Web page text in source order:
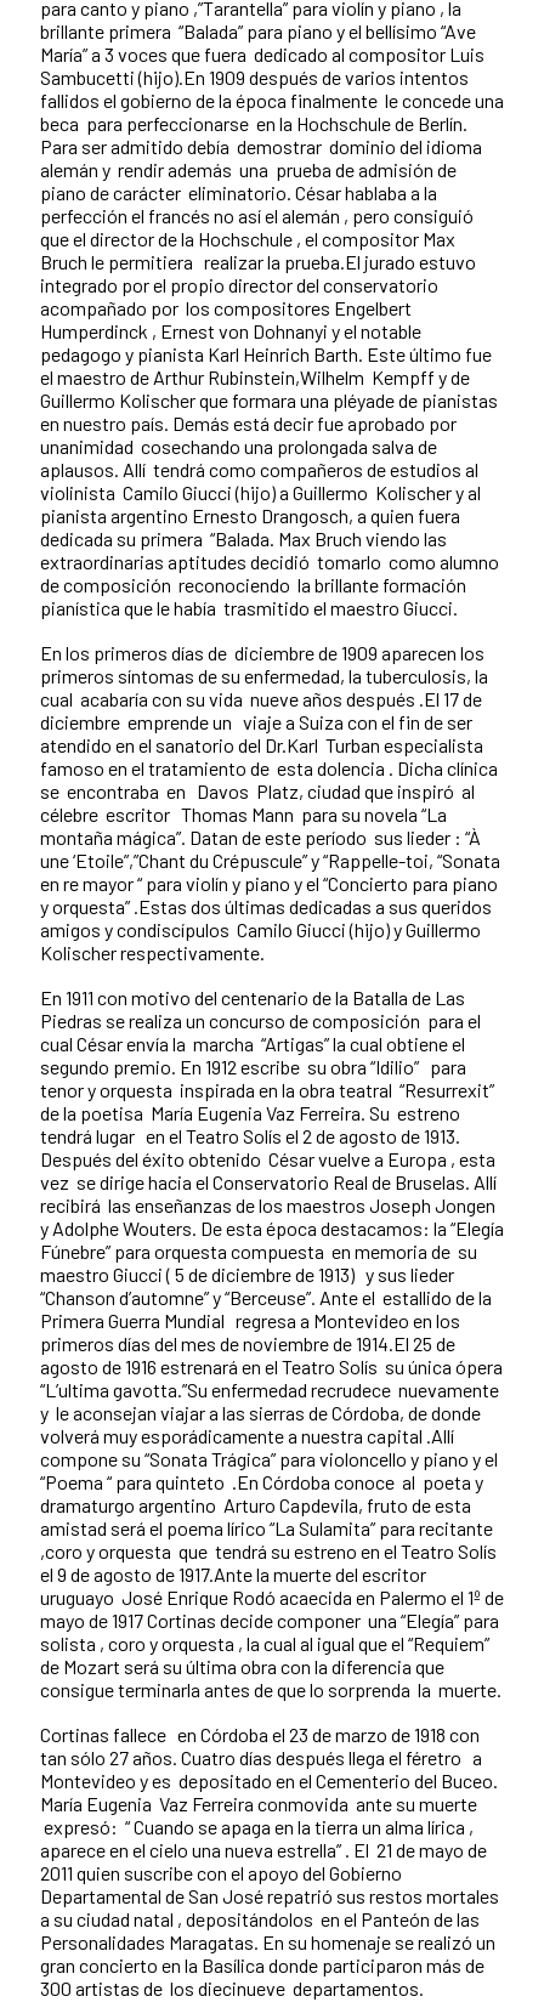
para canto y piano ,”Tarantella” para violín y piano , la
brillante primera “Balada” para piano y el bellísimo “Ave
María” a 3 voces que fuera dedicado al compositor Luis
Sambucetti (hijo).En 1909 después de varios intentos
fallidos el gobierno de la época finalmente le concede una
beca para perfeccionarse en la Hochschule de Berlín.
Para ser admitido debía demostrar dominio del idioma
alemán y rendir además una prueba de admisión de
piano de carácter eliminatorio. César hablaba a la
perfección el francés no así el alemán , pero consiguió
que el director de la Hochschule , el compositor Max
Bruch le permitiera realizar la prueba.El jurado estuvo
integrado por el propio director del conservatorio
acompañado por los compositores Engelbert
Humperdinck , Ernest von Dohnanyi y el notable
pedagogo y pianista Karl Heinrich Barth. Este último fue
el maestro de Arthur Rubinstein,Wilhelm Kempff y de
Guillermo Kolischer que formara una pléyade de pianistas
en nuestro país. Demás está decir fue aprobado por
unanimidad cosechando una prolongada salva de
aplausos. Allí tendrá como compañeros de estudios al
violinista Camilo Giucci (hijo) a Guillermo Kolischer y al
pianista argentino Ernesto Drangosch, a quien fuera
dedicada su primera “Balada. Max Bruch viendo las
extraordinarias aptitudes decidió tomarlo como alumno
de composición reconociendo la brillante formación
pianística que le había trasmitido el maestro Giucci.
En los primeros días de diciembre de 1909 aparecen los
primeros síntomas de su enfermedad, la tuberculosis, la
cual acabaría con su vida nueve años después .El 17 de
diciembre emprende un viaje a Suiza con el fin de ser
atendido en el sanatorio del Dr.Karl Turban especialista
famoso en el tratamiento de esta dolencia . Dicha clínica
se encontraba en Davos Platz, ciudad que inspiró al
célebre escritor Thomas Mann para su novela “La
montaña mágica”. Datan de este período sus lieder : “À
une ‘Etoile”,”Chant du Crépuscule” y “Rappelle-toi, “Sonata
en re mayor “ para violín y piano y el “Concierto para piano
y orquesta” .Estas dos últimas dedicadas a sus queridos
amigos y condiscípulos Camilo Giucci (hijo) y Guillermo
Kolischer respectivamente.
En 1911 con motivo del centenario de la Batalla de Las
Piedras se realiza un concurso de composición para el
cual César envía la marcha “Artigas” la cual obtiene el
segundo premio. En 1912 escribe su obra “Idilio” para
tenor y orquesta inspirada en la obra teatral “Resurrexit”
de la poetisa María Eugenia Vaz Ferreira. Su estreno
tendrá lugar en el Teatro Solís el 2 de agosto de 1913.
Después del éxito obtenido César vuelve a Europa , esta
vez se dirige hacia el Conservatorio Real de Bruselas. Allí
recibirá las enseñanzas de los maestros Joseph Jongen
y Adolphe Wouters. De esta época destacamos: la “Elegía
Fúnebre” para orquesta compuesta en memoria de su
maestro Giucci ( 5 de diciembre de 1913) y sus lieder
“Chanson d’automne” y “Berceuse”. Ante el estallido de la
Primera Guerra Mundial regresa a Montevideo en los
primeros días del mes de noviembre de 1914.El 25 de
agosto de 1916 estrenará en el Teatro Solís su única ópera
“L’ultima gavotta.”Su enfermedad recrudece nuevamente
y le aconsejan viajar a las sierras de Córdoba, de donde
volverá muy esporádicamente a nuestra capital .Allí
compone su “Sonata Trágica” para violoncello y piano y el
“Poema “ para quinteto .En Córdoba conoce al poeta y
dramaturgo argentino Arturo Capdevila, fruto de esta
amistad será el poema lírico “La Sulamita” para recitante
,coro y orquesta que tendrá su estreno en el Teatro Solís
el 9 de agosto de 1917.Ante la muerte del escritor
uruguayo José Enrique Rodó acaecida en Palermo el 1º de
mayo de 1917 Cortinas decide componer una “Elegía” para
solista , coro y orquesta , la cual al igual que el “Requiem”
de Mozart será su última obra con la diferencia que
consigue terminarla antes de que lo sorprenda la muerte.
Cortinas fallece en Córdoba el 23 de marzo de 1918 con
tan sólo 27 años. Cuatro días después llega el féretro a
Montevideo y es depositado en el Cementerio del Buceo.
María Eugenia Vaz Ferreira conmovida ante su muerte
expresó: “ Cuando se apaga en la tierra un alma lírica ,
aparece en el cielo una nueva estrella” . El 21 de mayo de
2011 quien suscribe con el apoyo del Gobierno
Departamental de San José repatrió sus restos mortales
a su ciudad natal , depositándolos en el Panteón de las
Personalidades Maragatas. En su homenaje se realizó un
gran concierto en la Basílica donde participaron más de
300 artistas de los diecinueve departamentos.